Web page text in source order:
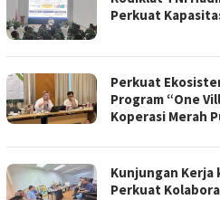
Perkuat
Perkuat
Program “One
Koperasi Merah
Kunjungan Kerja
Perkuat